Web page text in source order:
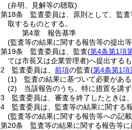
(弁明、見解等の聴取)
第18条
監査委員は、原則として、監
取するものとする。
第4章
報告基準
(監査等の結果に関する報告等の提出
第19条
監査委員は、監査(第4条第1項
ては市長又は企業管理者)へ提出するも
2
監査委員は、 前項の監査(第4条第1項
(1)
監査の結果に基づいて必要があ
(2)
当該報告のうち、特に措置を講
3
監査委員は、審査を終了したときは
4
監査委員は、監査等の結果に関する
(監査等の結果に関する報告等への記
第20条
監査等の結果に関する報告等